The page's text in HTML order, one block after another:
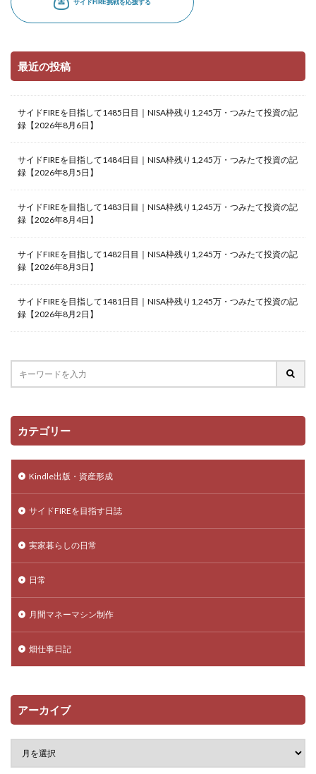
最近の投稿
サイドFIREを目指して1485日目｜NISA枠残り1,245万・つみたて投資の記
録【2026年8月6日】
サイドFIREを目指して1484日目｜NISA枠残り1,245万・つみたて投資の記
録【2026年8月5日】
サイドFIREを目指して1483日目｜NISA枠残り1,245万・つみたて投資の記
録【2026年8月4日】
サイドFIREを目指して1482日目｜NISA枠残り1,245万・つみたて投資の記
録【2026年8月3日】
サイドFIREを目指して1481日目｜NISA枠残り1,245万・つみたて投資の記
録【2026年8月2日】
カテゴリー
Kindle出版・資産形成
サイドFIREを目指す日誌
実家暮らしの日常
日常
月間マネーマシン制作
畑仕事日記
アーカイブ